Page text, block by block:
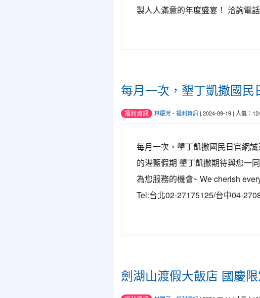
製人人滿意的年度盛宴！ 洽詢電
每月一次，墾丁凱撒國民
福利資訊 林慶芳- 福利資訊 | 2024-09-19 | 人氣：
每月一次，墾丁凱撒國民日官網
的湛藍假期 墾丁凱撒期待與您一
為您服務的機會~ We cherish
Tel:台北02-27175125/台中04-
劍湖山渡假大飯店 國慶